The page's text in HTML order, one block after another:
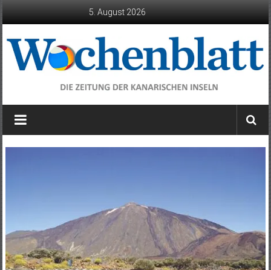
5. August 2026
Wochenblatt
die